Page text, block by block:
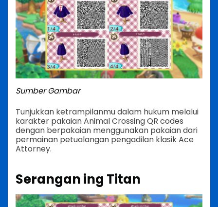
Sumber Gambar
Tunjukkan ketrampilanmu dalam hukum melalui
karakter pakaian Animal Crossing QR codes
dengan berpakaian menggunakan pakaian dari
permainan petualangan pengadilan klasik Ace
Attorney.
Serangan ing Titan